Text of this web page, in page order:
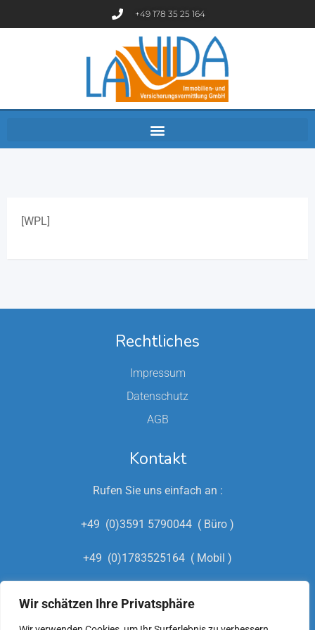
Wir schätzen Ihre Privatsphäre
+49 178 35 25 164
[WPL]
Rechtliches
Impressum
Datenschutz
AGB
Kontakt
Rufen Sie uns einfach an :
+49 (0)3591 5790044 ( Büro )
+49 (0)1783525164 ( Mobil )
(Hausmeisternotdienst)